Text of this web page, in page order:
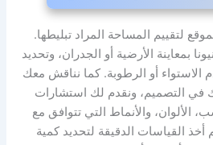
لتقييم المساحة المراد تبليطها.
بمعاينة الأرضية أو الجدران، وتحديد
أو الرطوبة. كما نناقش معك
في التصميم، ونقدم لك استشارات
الألوان، والأنماط التي تتوافق مع
أخذ القياسات الدقيقة لتحديد كمية